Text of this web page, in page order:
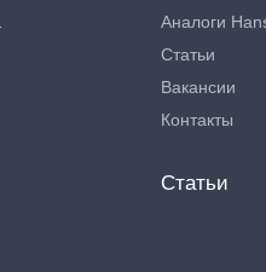
Аналоги
Статьи
Вакансии
Контакты
Статьи